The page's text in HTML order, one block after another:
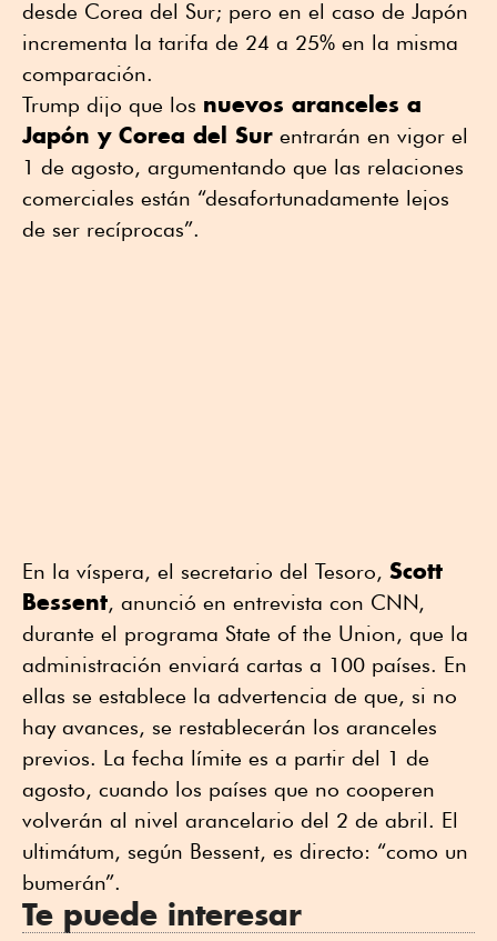
desde Corea del Sur; pero en el caso de Japón
incrementa la tarifa de 24 a 25% en la misma
comparación.
Trump dijo que los nuevos aranceles a
Japón y Corea del Sur entrarán en vigor el
1 de agosto, argumentando que las relaciones
comerciales están “desafortunadamente lejos
de ser recíprocas”.
En la víspera, el secretario del Tesoro, Scott
Bessent, anunció en entrevista con CNN,
durante el programa State of the Union, que la
administración enviará cartas a 100 países. En
ellas se establece la advertencia de que, si no
hay avances, se restablecerán los aranceles
previos. La fecha límite es a partir del 1 de
agosto, cuando los países que no cooperen
volverán al nivel arancelario del 2 de abril. El
ultimátum, según Bessent, es directo: “como un
bumerán”.
Te puede interesar